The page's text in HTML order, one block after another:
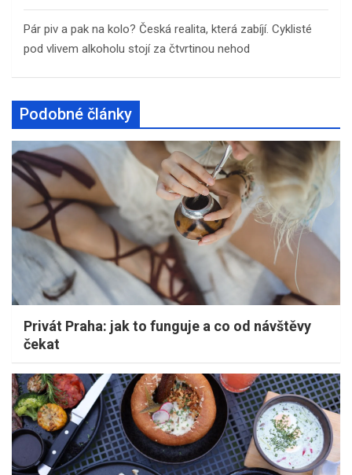
Pár piv a pak na kolo? Česká realita, která zabíjí. Cyklisté
pod vlivem alkoholu stojí za čtvrtinou nehod
Podobné články
Privát Praha: jak to funguje a co od návštěvy
čekat